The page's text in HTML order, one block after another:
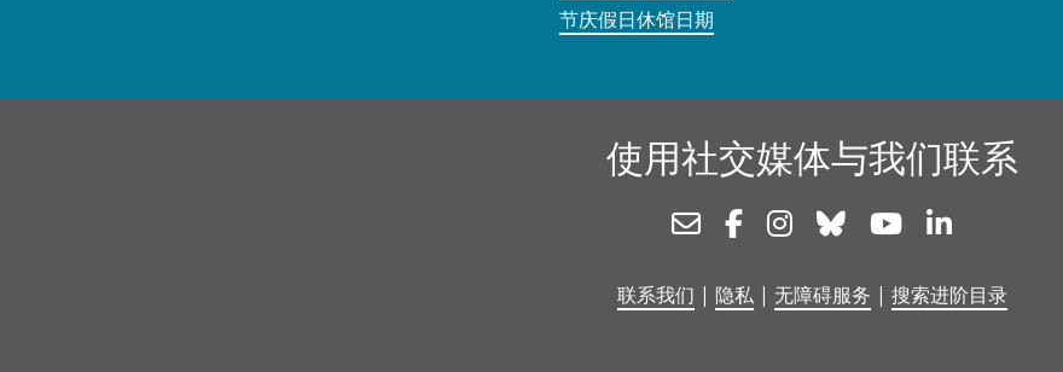
节庆假日休馆日期
使用社交媒体与我们联系
NewsletterFacebookInstagram
Bluesky Youtube
联系我们 | 隐私| 无障碍服务 | 搜索进阶目录